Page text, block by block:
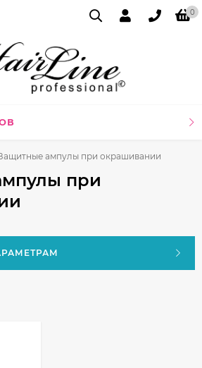
0
ампулы при окрашивании
при